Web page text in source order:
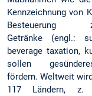
Kennzeichnung von
Besteuerung
Getränke (engl.:
beverage taxation,
sollen
fördern. Weltweit
117 Ländern,